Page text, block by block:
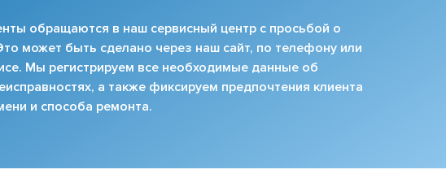
обращаются в наш сервисный центр с просьбой о
может быть сделано через наш сайт, по телефону или
Мы регистрируем все необходимые данные об
а также фиксируем предпочтения клиента
и способа ремонта.